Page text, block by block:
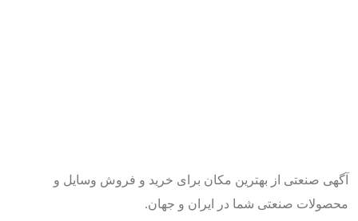
آگهی صنعتی از بهترین مکان برای خرید و فروش وسایل و
محصولات صنعتی شما در ایران و جهان.